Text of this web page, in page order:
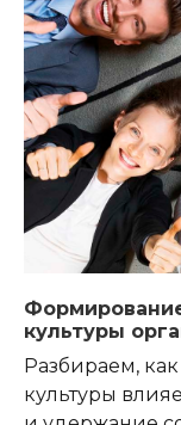
культуры
Разбираем,
культуры